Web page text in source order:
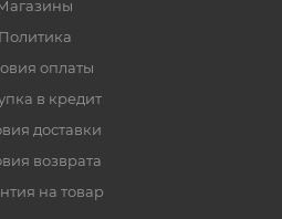
Политика
оплаты
в кредит
доставки
возврата
на товар